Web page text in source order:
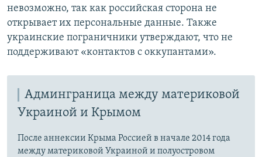
невозможно, так как российская сторона не
открывает их персональные данные. Также
украинские пограничники утверждают, что не
поддерживают «контактов с оккупантами».
Админграница между материковой
Украиной и Крымом
После аннексии Крыма Россией в начале 2014 года
между материковой Украиной и полуостровом